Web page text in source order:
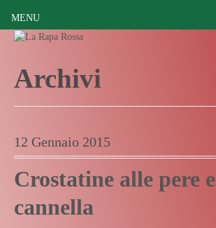
Archivi
12 Gennaio 2015
Crostatine alle pere e
cannella
MENU